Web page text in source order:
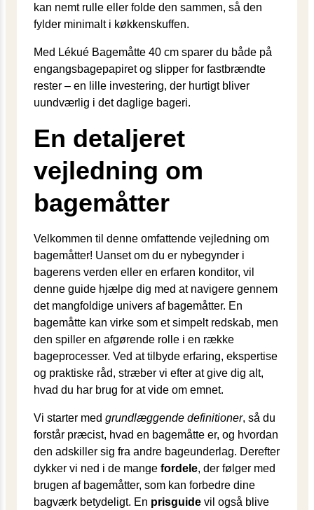
kan nemt rulle eller folde den sammen, så den
fylder minimalt i køkkenskuffen.
Med Lékué Bagemåtte 40 cm sparer du både på
engangsbagepapiret og slipper for fastbrændte
rester – en lille investering, der hurtigt bliver
uundværlig i det daglige bageri.
En detaljeret
vejledning om
bagemåtter
Velkommen til denne omfattende vejledning om
bagemåtter! Uanset om du er nybegynder i
bagerens verden eller en erfaren konditor, vil
denne guide hjælpe dig med at navigere gennem
det mangfoldige univers af bagemåtter. En
bagemåtte kan virke som et simpelt redskab, men
den spiller en afgørende rolle i en række
bageprocesser. Ved at tilbyde erfaring, ekspertise
og praktiske råd, stræber vi efter at give dig alt,
hvad du har brug for at vide om emnet.
Vi starter med grundlæggende definitioner, så du
forstår præcist, hvad en bagemåtte er, og hvordan
den adskiller sig fra andre bageunderlag. Derefter
dykker vi ned i de mange fordele, der følger med
brugen af bagemåtter, som kan forbedre dine
bagværk betydeligt. En prisguide vil også blive